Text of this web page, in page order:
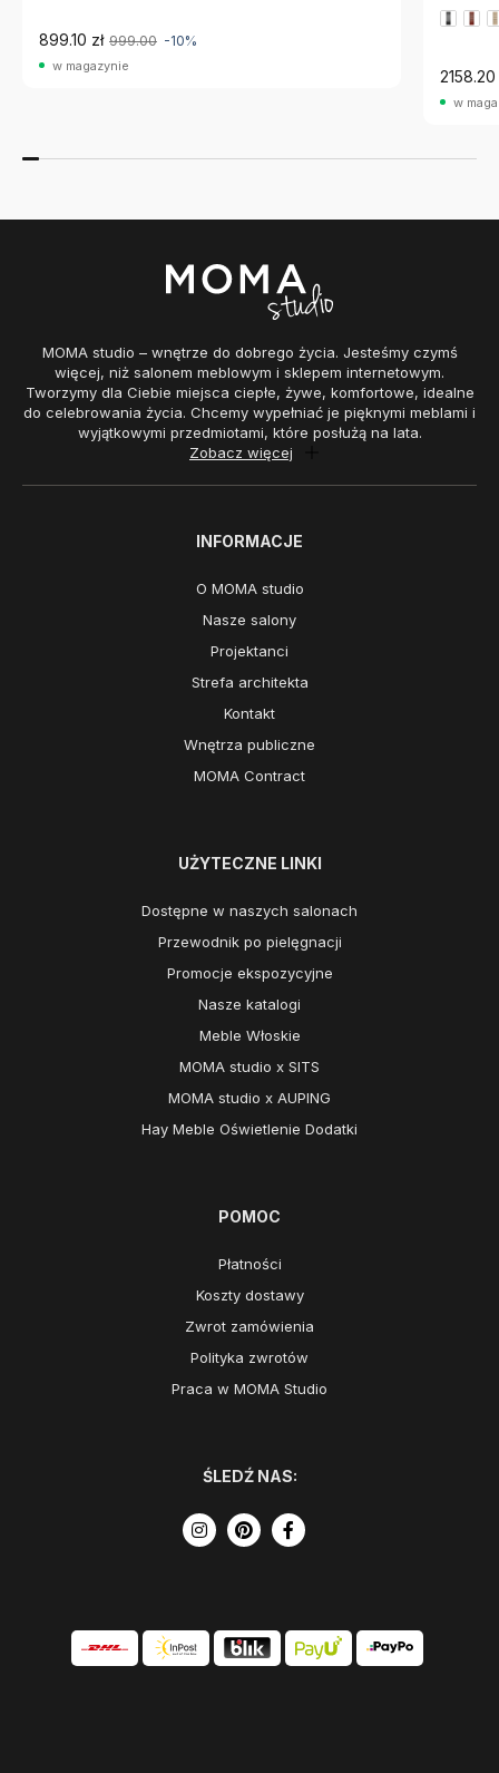
899.10 zł 999.00 -10%
w magazynie
2158.20
w
MOMA studio – wnętrze do dobrego życia. Jesteśmy czymś
więcej, niż salonem meblowym i sklepem internetowym.
Tworzymy dla Ciebie miejsca ciepłe, żywe, komfortowe, idealne
do celebrowania życia. Chcemy wypełniać je pięknymi meblami i
wyjątkowymi przedmiotami, które posłużą na lata.
Zobacz więcej
INFORMACJE
O MOMA studio
Nasze salony
Projektanci
Strefa architekta
Kontakt
Wnętrza publiczne
MOMA Contract
UŻYTECZNE LINKI
Dostępne w naszych salonach
Przewodnik po pielęgnacji
Promocje ekspozycyjne
Nasze katalogi
Meble Włoskie
MOMA studio x SITS
MOMA studio x AUPING
Hay Meble Oświetlenie Dodatki
POMOC
Płatności
Koszty dostawy
Zwrot zamówienia
Polityka zwrotów
Praca w MOMA Studio
ŚLEDŹ NAS: